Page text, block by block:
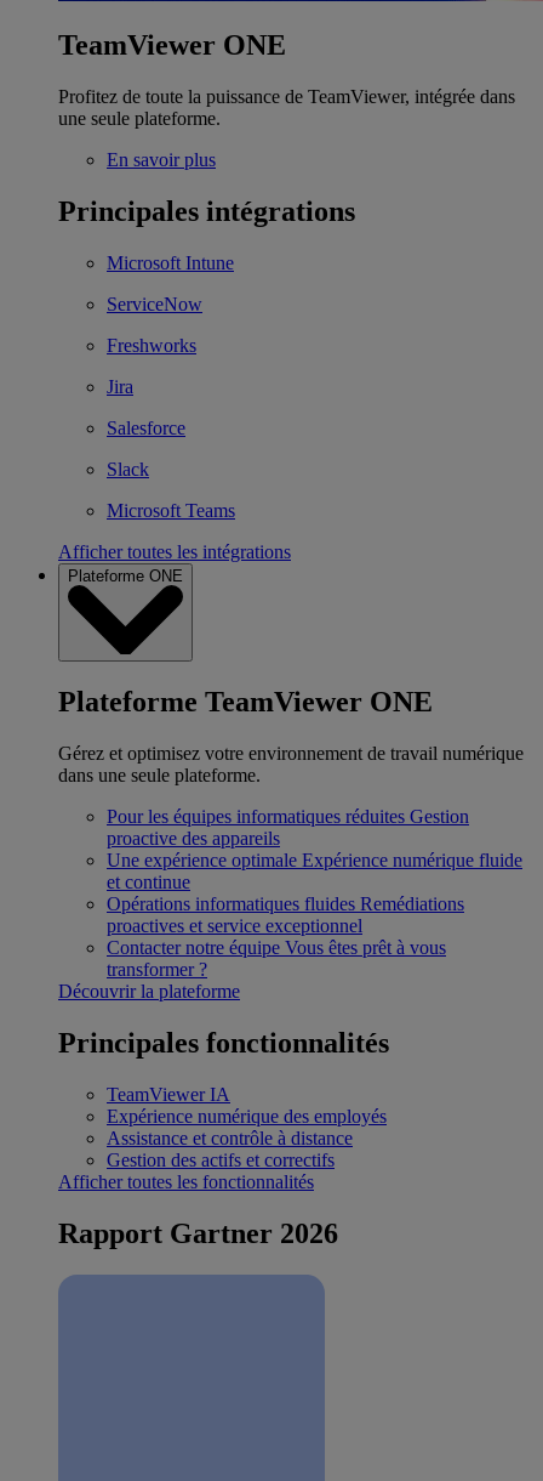
TeamViewer ONE
Profitez de toute la puissance de TeamViewer, intégrée dans
une seule plateforme.
En savoir plus
Principales intégrations
Microsoft Intune
ServiceNow
Freshworks
Jira
Salesforce
Slack
Microsoft Teams
Afficher toutes les intégrations
Plateforme ONE
Plateforme TeamViewer ONE
Gérez et optimisez votre environnement de travail numérique
dans une seule plateforme.
Pour les équipes informatiques réduites Gestion
proactive des appareils
Une expérience optimale Expérience numérique fluide
et continue
Opérations informatiques fluides Remédiations
proactives et service exceptionnel
Contacter notre équipe Vous êtes prêt à vous
transformer ?
Découvrir la plateforme
Principales fonctionnalités
TeamViewer IA
Expérience numérique des employés
Assistance et contrôle à distance
Gestion des actifs et correctifs
Afficher toutes les fonctionnalités
Rapport Gartner 2026